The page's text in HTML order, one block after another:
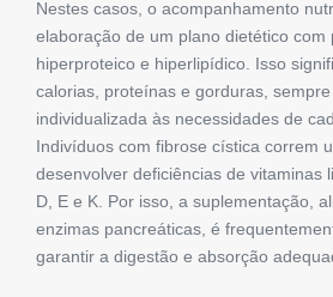
Nestes casos, o acompanhamento
elaboração de um plano dietético com
hiperproteico e hiperlipídico. Isso
calorias, proteínas e gorduras,
individualizada às necessidades de
Indivíduos com fibrose cística correm
desenvolver deficiências de vitaminas
D, E e K. Por isso, a suplementação,
enzimas pancreáticas, é
garantir a digestão e absorção